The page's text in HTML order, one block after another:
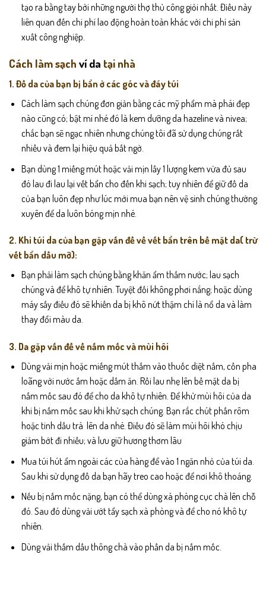
tạo ra bằng tay bởi những người thợ thủ công giỏi nhất. Điều này
liên quan đến chi phí lao động hoàn toàn khác với chi phí sản
xuất công nghiệp.
Cách làm sạch ví da tại nhà
1. Đồ da của bạn bị bẩn ở các góc và đáy túi
Cách làm sạch chúng đơn giản bằng các mỹ phẩm mà phái đẹp
nào cũng có; bật mí nhé đó là kem dưỡng da hazeline và nivea;
chắc bạn sẽ ngạc nhiên nhưng chúng tôi đã sử dụng chúng rất
nhiều và đem lại hiệu quả bất ngờ.
Bạn dùng 1 miếng mút hoặc vải mịn lấy 1 lượng kem vừa đủ sau
đó lau đi lau lại vết bẩn cho đến khi sạch; tuy nhiên để giữ đồ da
của bạn luôn đẹp như lúc mới mua bạn nên vệ sinh chúng thường
xuyên để da luôn bóng mịn nhé.
2. Khi túi da của bạn gặp vấn đề về vết bẩn trên bề mặt da( trừ
vết bẩn dầu mỡ):
Bạn phải làm sạch chúng bằng khăn ẩm thấm nước; lau sạch
chúng và để khô tự nhiên. Tuyệt đối không phơi nắng; hoặc dùng
máy sấy điều đó sẽ khiến da bị khô nứt thậm chí là nổ da và làm
thay đổi màu da.
3. Da gặp vấn đề về nấm mốc và mùi hôi
Dùng vải mịn hoặc miếng mút thấm vào thuốc diệt nấm, cồn pha
loãng với nước ấm hoặc dấm ăn. Rồi lau nhẹ lên bề mặt da bị
nấm mốc sau đó để cho da khô tự nhiên. Để khử mùi hôi của da
khi bị nấm mốc sau khi khử sạch chúng. Bạn rắc chút phấn rôm
hoặc tinh dầu trà lên da nhé. Điều đó sẽ làm mùi hôi khó chịu
giảm bớt đi nhiều; và lưu giữ hương thơm lâu
Mua túi hút ẩm ngoài các của hàng để vào 1 ngăn nhỏ của túi da.
Sau khi sử dụng đồ da bạn hãy treo cao hoặc để nơi khô thoáng.
Nếu bị nấm mốc nặng, bạn có thể dùng xà phòng cục chà lên chỗ
đó. Sau đó dùng vải ướt tẩy sạch xà phòng và để cho nó khô tự
nhiên.
Dùng vải thấm dầu thông chà vào phần da bị nấm mốc.